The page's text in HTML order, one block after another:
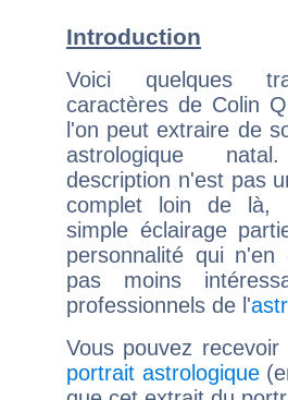
Introduction
Voici quelques
caractères de Colin
l'on peut extraire de
astrologique
description n'est pas
complet loin de là,
simple éclairage
personnalité qui n'en
pas moins
professionnels de l'
Vous pouvez
portrait astrologique